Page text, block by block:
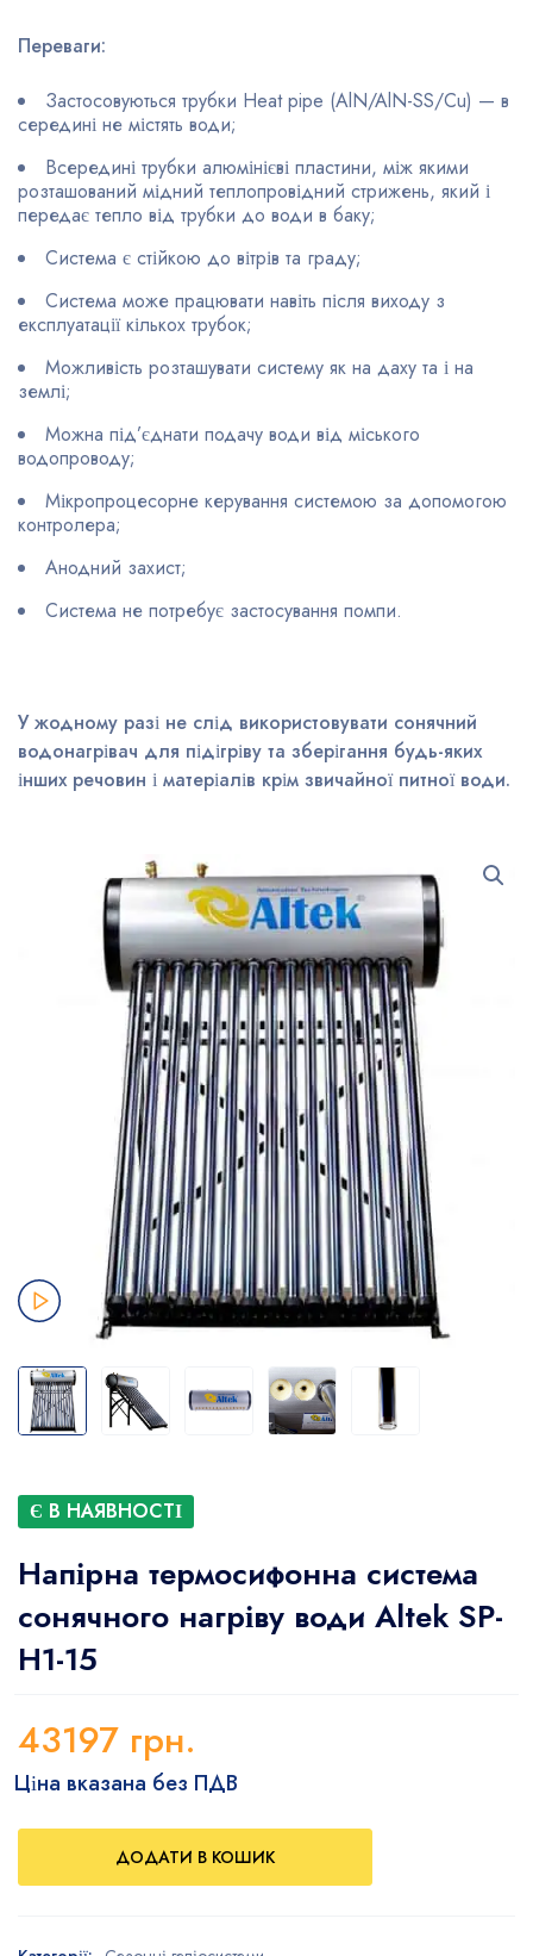
Переваги:
Застосовуються трубки Heat pipe (AlN/AlN-SS/Cu) — в
середині не містять води;
Всередині трубки алюмінієві пластини, між якими
розташований мідний теплопровідний стрижень, який і
передає тепло від трубки до води в баку;
Система є стійкою до вітрів та граду;
Система може працювати навіть після виходу з
експлуатації кількох трубок;
Можливість розташувати систему як на даху та і на
землі;
Можна під’єднати подачу води від міського
водопроводу;
Мікропроцесорне керування системою за допомогою
контролера;
Анодний захист;
Система не потребує застосування помпи.
У жодному разі не слід використовувати сонячний
водонагрівач для підігріву та зберігання будь-яких
інших речовин і матеріалів крім звичайної питної води.
Є В НАЯВНОСТІ
Напірна термосифонна система
сонячного нагріву води Altek SP-
H1-15
43197 грн.
Ціна вказана без ПДВ
ДОДАТИ В КОШИК